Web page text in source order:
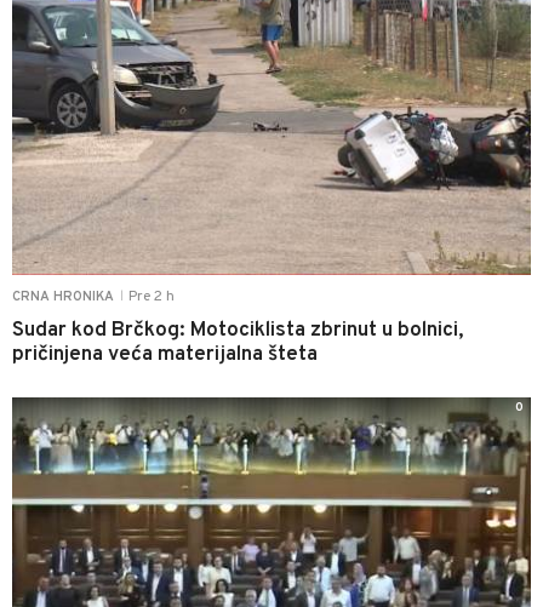
CRNA HRONIKA Pre 2 h
Sudar kod Brčkog: Motociklista zbrinut u bolnici,
pričinjena veća materijalna šteta
0